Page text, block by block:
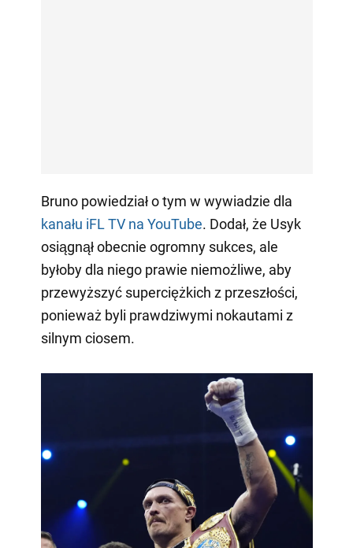
Bruno powiedział o tym w wywiadzie dla
kanału iFL TV na YouTube. Dodał, że Usyk
osiągnął obecnie ogromny sukces, ale
byłoby dla niego prawie niemożliwe, aby
przewyższyć superciężkich z przeszłości,
ponieważ byli prawdziwymi nokautami z
silnym ciosem.